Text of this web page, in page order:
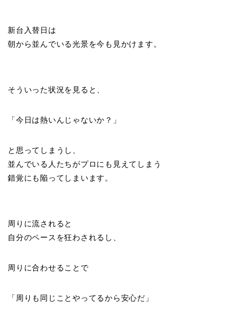
新台入替日は
朝から並んでいる光景を今も見かけます。
そういった状況を見ると、
「今日は熱いんじゃないか？」
と思ってしまうし、
並んでいる人たちがプロにも見えてしまう
錯覚にも陥ってしまいます。
周りに流されると
自分のペースを狂わされるし、
周りに合わせることで
「周りも同じことやってるから安心だ」